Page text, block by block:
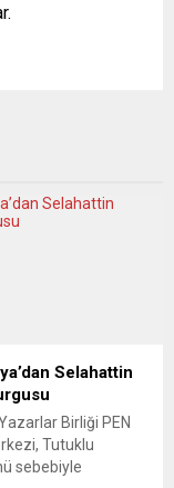
Selahattin
Birliği PEN
Tutuklu
sebebiyle